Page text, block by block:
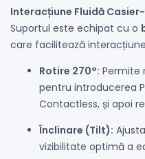
Interacțiune Fluidă
Suportul este echipat cu o
care facilitează
Rotire 270°: Permite
pentru introducerea
Contactless, și apoi
Înclinare (Tilt):
vizibilitate optimă a